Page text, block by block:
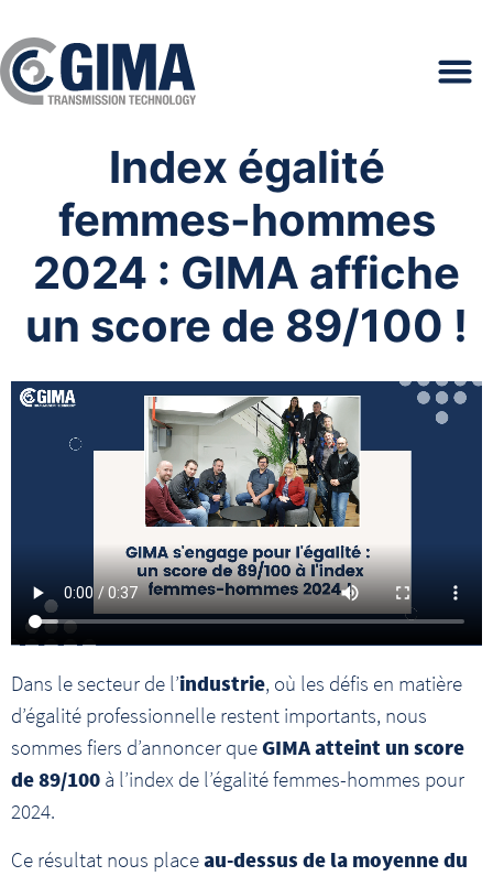
Index égalité
femmes-hommes
2024 : GIMA affiche
un score de 89/100 !
Dans le secteur de l’industrie, où les défis en matière
d’égalité professionnelle restent importants, nous
sommes fiers d’annoncer queGIMA atteint un score
de 89/100 à l’index de l’égalité femmes-hommes pour
2024.
Ce résultat nous placeau-dessus de la moyenne du